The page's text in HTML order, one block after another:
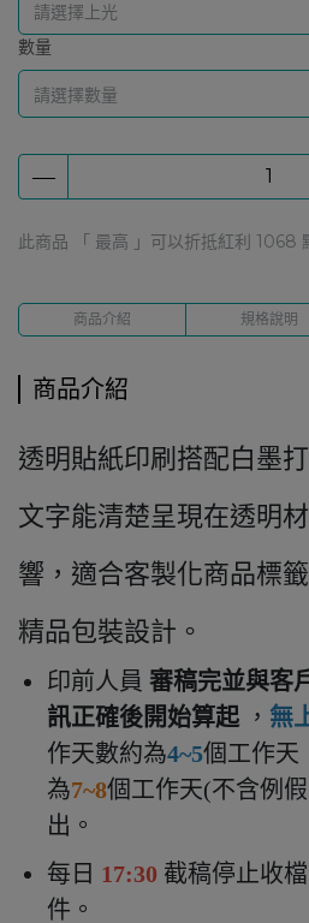
請選擇上光
數量
請選擇數量
此商品 「 最高 」可以折抵紅利 1068
商品介紹 規格說明
商品介紹
透明貼紙印刷搭配白墨
文字能清楚呈現在透明
響，適合客製化商品標
精品包裝設計。
印前人員 審稿完並與客
訊正確後開始算起 ， 無
作天數約為4~5個工作天
為7~8個工作天(不含例
出 。
每日 17:30 截稿停止收
件。